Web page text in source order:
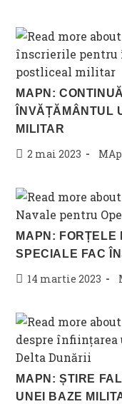
MAPN:
ÎNVĂȚĂMÂNTUL
MILITAR
Post2 mai 2023
Post
MAPN: FORȚELE
SPECIALE FAC
Post14 martie 2023
MAPN: ȘTIRE
UNEI BAZE